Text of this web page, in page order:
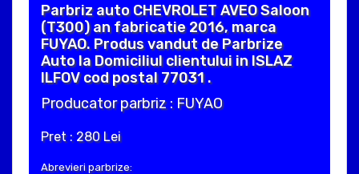
Parbriz auto CHEVROLET AVEO Saloon
(T300) an fabricatie 2016, marca
FUYAO. Produs vandut de Parbrize
Auto la Domiciliul clientului in ISLAZ
ILFOV cod postal 77031 .
Producator parbriz : FUYAO
Pret : 280 Lei
Abrevieri parbrize: